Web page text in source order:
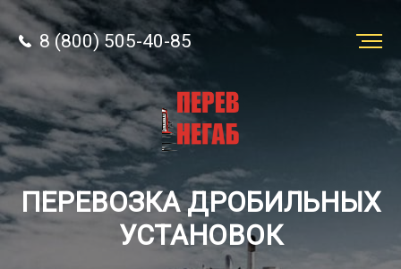
Заказать
перевозку
Грузы
8 (800) 505-40-85
ПЕРЕВОЗКА ДРОБИЛЬНЫХ
УСТАНОВОК